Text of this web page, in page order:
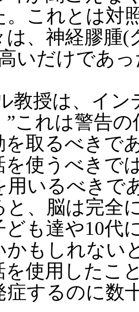
。これとは対
は、神経膠腫
いだけであ
教授は、イン
”これは警告
を取るべきで
を使うべきで
用いるべきで
と、脳は完全
ども達や10代
かもしれない
を使用したこ
症するのに数